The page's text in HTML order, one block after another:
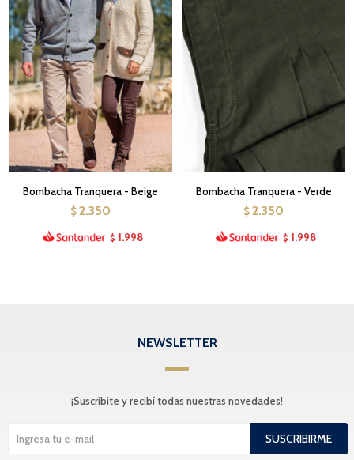
Bombacha Tranquera - Beige
$ 2.350
$ 1.998
Bombacha Tranquera - Verde
$ 2.350
$ 1.998
NEWSLETTER
¡Suscribite y recibí todas nuestras novedades!
SUSCRIBIRME